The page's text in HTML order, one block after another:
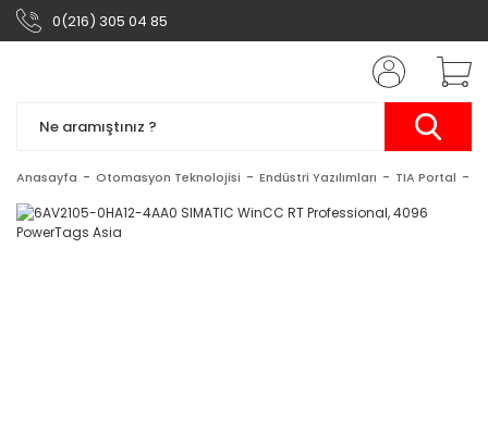
0(216) 305 04 85
Anasayfa Otomasyon Teknolojisi Endüstri Yazılımları TIA Portal